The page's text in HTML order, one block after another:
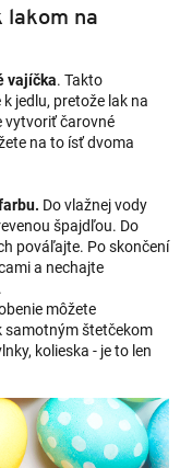
lakom na
vajíčka. Takto
jedlu, pretože lak na
vytvoriť čarovné
na to ísť dvoma
Do vlažnej vody
špajdľou. Do
pováľajte. Po skončení
a nechajte
môžete
samotným štetčekom
kolieska - je to len